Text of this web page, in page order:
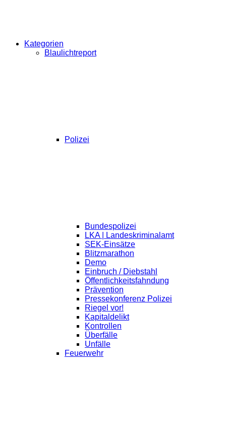
Kategorien
Blaulichtreport
Polizei
Bundespolizei
LKA | Landeskriminalamt
SEK-Einsätze
Blitzmarathon
Demo
Einbruch / Diebstahl
Öffentlichkeitsfahndung
Prävention
Pressekonferenz Polizei
Riegel vor!
Kapitaldelikt
Kontrollen
Überfälle
Unfälle
Feuerwehr